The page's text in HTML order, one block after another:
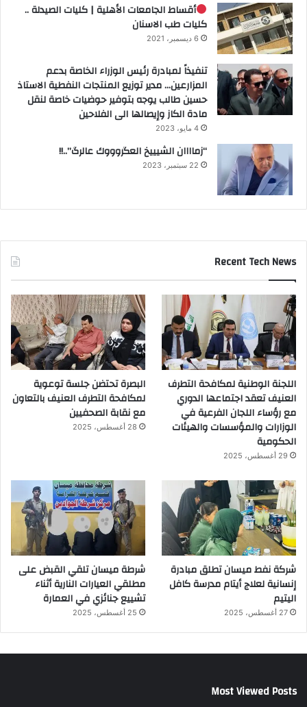
أقساط الجامعات الأهلية | كليات الصيدلة ..
كليات طب الاسنان
6 ديسمبر، 2021
تنفيذاً لمبادرة رئيس الوزراء الخاصة بدعم
المزارعين… مدير توزيع المنتجات النفطية الاستاذ
حسين طالب يوجه بتوفير حوضيات خاصة لنقل
مادة الكاز وإيصالها الى الفلاحين
4 مايو، 2023
“زماااان الشيييخ العگروووك عالرگ”..!!
22 سبتمبر، 2023
Recent Tech News
اللجنة الوطنية لمكافحة التطرف
العنيف تعقد اجتماعها الدوري
مع رؤساء اللجان الفرعية في
الوزارات والمؤسسات والهيئات
الحكومية
29 أغسطس، 2025
البصرة تحتضن جلسة توعوية
لمكافحة التطرف العنيف بالتعاون
مع نقابة الصحفيين
28 أغسطس، 2025
شركة نفط ميسان تطلق مبادرة
إنسانية لعلاج أيتام مدرسة كافل
اليتيم
27 أغسطس، 2025
شرطة ميسان تلقي القبض على
مطلقي العيارات النارية أثناء
تشييع جنائزي في العمارة
25 أغسطس، 2025
Most Viewed Posts